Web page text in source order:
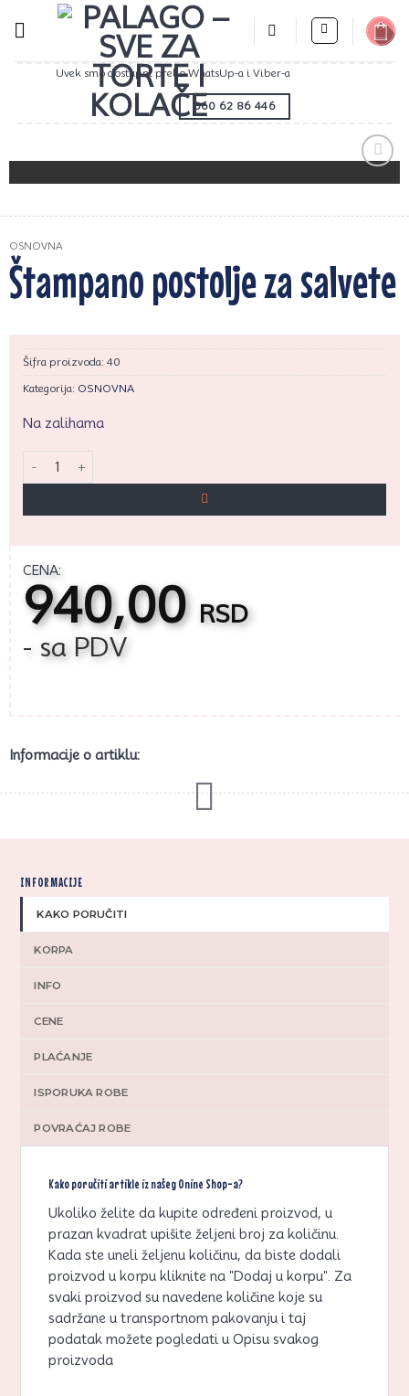
Uvek smo dostupni preko WhatsUp-a i Viber-a
060 62 86 446
Zaprati
OSNOVNA
Štampano postolje za salvete
Šifra proizvoda: 40
Kategorija: OSNOVNA
Na zalihama
CENA:
940,00 RSD
- sa PDV
Informacije o artiklu:
INFORMACIJE
KAKO PORUČITI
KORPA
INFO
CENE
PLAĆANJE
ISPORUKA ROBE
POVRAĆAJ ROBE
Kako poručiti artikle iz našeg Onine Shop-a?
Ukoliko želite da kupite određeni proizvod, u
prazan kvadrat upišite željeni broj za količinu.
Kada ste uneli željenu količinu, da biste dodali
proizvod u korpu kliknite na "Dodaj u korpu". Za
svaki proizvod su navedene količine koje su
sadržane u transportnom pakovanju i taj
podatak možete pogledati u Opisu svakog
proizvoda